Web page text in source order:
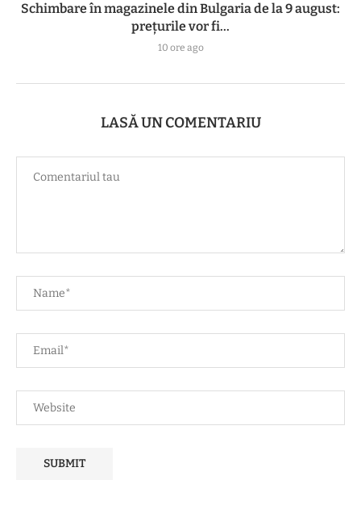
Schimbare în magazinele din Bulgaria de la 9 august:
prețurile vor fi...
10 ore ago
LASĂ UN COMENTARIU